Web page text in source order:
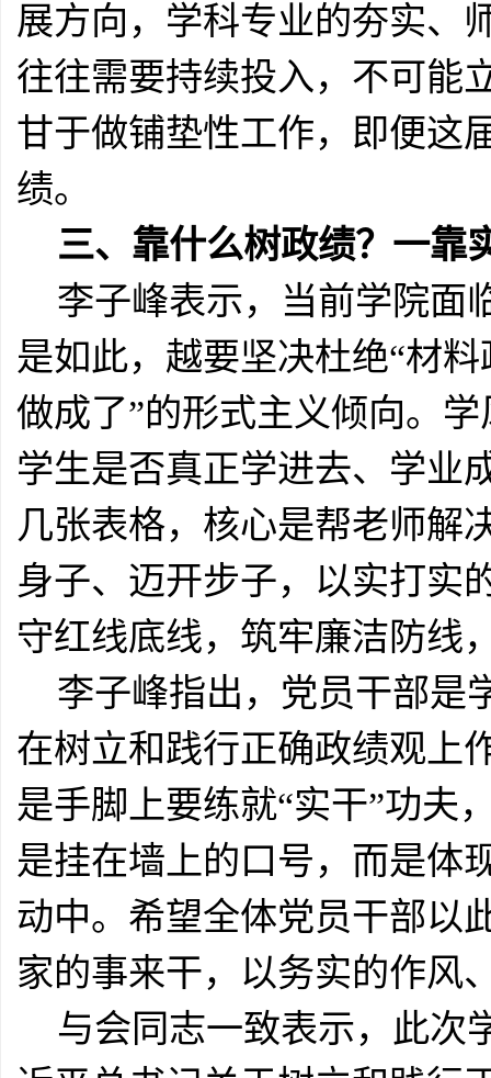
展方向，学科专业的夯实、
往往需要持续投入，不可能
甘于做铺垫性工作，即便这
绩。
三、靠什么树政绩？一靠
李子峰表示，当前学院面
是如此，越要坚决杜绝“材
做成了”的形式主义倾向。
学生是否真正学进去、学业
几张表格，核心是帮老师解
身子、迈开步子，以实打实
守红线底线，筑牢廉洁防线
李子峰指出，党员干部是
在树立和践行正确政绩观上
是手脚上要练就“实干”功夫
是挂在墙上的口号，而是体
动中。希望全体党员干部以
家的事来干，以务实的作风
与会同志一致表示，此次